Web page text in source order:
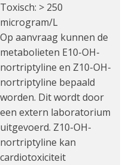
Toxisch: > 250
microgram/L
Op aanvraag kunnen de
metabolieten E10-OH-
nortriptyline en Z10-OH-
nortriptyline bepaald
worden. Dit wordt door
een extern laboratorium
uitgevoerd. Z10-OH-
nortriptyline kan
cardiotoxiciteit